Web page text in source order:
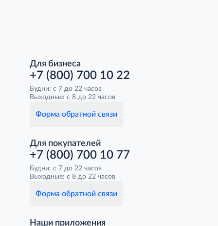
Для бизнеса
+7 (800) 700 10 22
Будни: с 7 до 22 часов
Выходные: с 8 до 22 часов
Форма обратной связи
Для покупателей
+7 (800) 700 10 77
Будни: с 7 до 22 часов
Выходные: с 8 до 22 часов
Форма обратной связи
Наши приложения